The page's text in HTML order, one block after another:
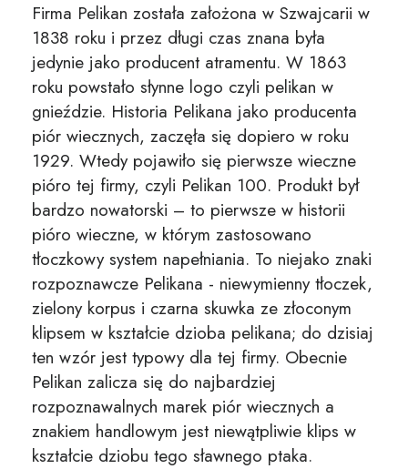
Firma Pelikan została założona w Szwajcarii w
1838 roku i przez długi czas znana była
jedynie jako producent atramentu. W 1863
roku powstało słynne logo czyli pelikan w
gnieździe. Historia Pelikana jako producenta
piór wiecznych, zaczęła się dopiero w roku
1929. Wtedy pojawiło się pierwsze wieczne
pióro tej firmy, czyli Pelikan 100. Produkt był
bardzo nowatorski – to pierwsze w historii
pióro wieczne, w którym zastosowano
tłoczkowy system napełniania. To niejako znaki
rozpoznawcze Pelikana - niewymienny tłoczek,
zielony korpus i czarna skuwka ze złoconym
klipsem w kształcie dzioba pelikana; do dzisiaj
ten wzór jest typowy dla tej firmy. Obecnie
Pelikan zalicza się do najbardziej
rozpoznawalnych marek piór wiecznych a
znakiem handlowym jest niewątpliwie klips w
kształcie dziobu tego sławnego ptaka.